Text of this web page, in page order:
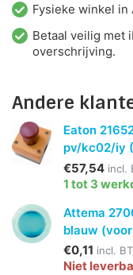
Fysieke winkel in
Betaal veilig met
overschrijving.
Andere
Eaton
pv/kc02/iy
€57,54 incl.
1 tot 3
Attema
blauw
€0,11 incl.
Niet